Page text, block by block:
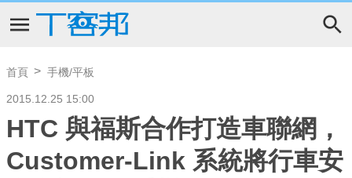
首頁 手機/平板
2015.12.25 15:00
HTC 與福斯合作打造車聯網，
Customer-Link 系統將行車安